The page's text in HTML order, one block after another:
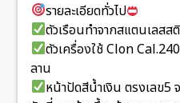
รายละเอียดทั่วไป
ตัวเรือนทำจากสแตนเลส
ตัวเครื่องใช้ Clon
ลาน
หน้าปัดสีน้ำเงิน ตรงเลข5